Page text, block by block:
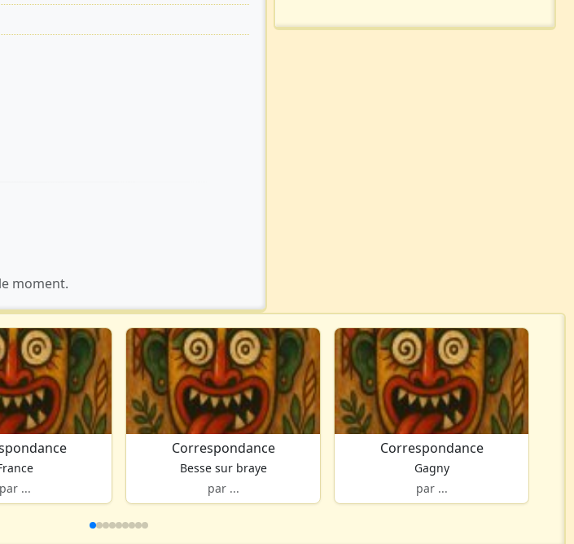
moment.
par ...
Correspondance
Besse sur braye
par ...
Correspondance
Gagny
par ...